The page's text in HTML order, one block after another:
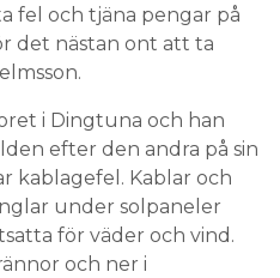
fel och tjäna pengar på
det nästan ont att ta
i Dingtuna och han
efter den andra på sin
kablagefel. Kablar och
under solpaneler
för väder och vind.
och ner i